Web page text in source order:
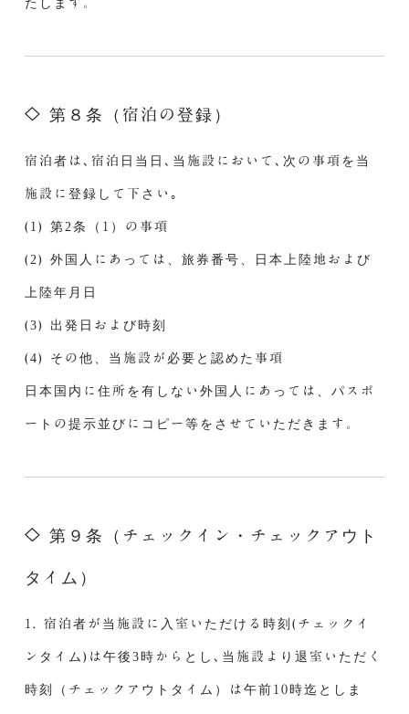
たします。
第８条（宿泊の登録）
宿泊者は､宿泊日当日､当施設において､次の事項を当
施設に登録して下さい｡
(1) 第2条（1）の事項
(2) 外国人にあっては、旅券番号、日本上陸地および
上陸年月日
(3) 出発日および時刻
(4) その他、当施設が必要と認めた事項
日本国内に住所を有しない外国人にあっては、パスポ
ートの提示並びにコピー等をさせていただきます。
第９条（チェックイン・チェックアウト
タイム）
1. 宿泊者が当施設に入室いただける時刻(チェックイ
ンタイム)は午後3時からとし､当施設より退室いただく
時刻（チェックアウトタイム）は午前10時迄としま